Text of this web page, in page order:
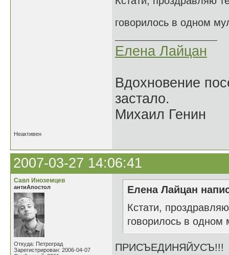
говорилось в одном
Елена Лайцан
Вдохновение
застало.
Михаил Генин
Неактивен
2007-03-27 14:06:41
Савл Иноземцев
антиАпостол
Откуда: Петроград
Зарегистрирован: 2006-04-07
Елена Лайцан
Кстати,
говорилось в
ПРИСЪЕДИНЯЙУСЪ!!!